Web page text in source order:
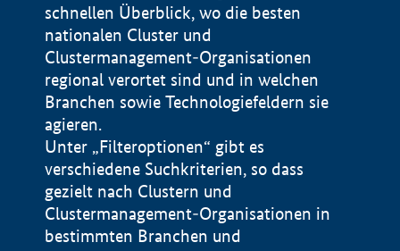
schnellen Überblick, wo die besten
nationalen Cluster und
Clustermanagement-Organisationen
regional verortet sind und in welchen
Branchen sowie Technologiefeldern sie
agieren.
Unter „Filteroptionen“ gibt es
verschiedene Suchkriterien, so dass
gezielt nach Clustern und
Clustermanagement-Organisationen in
bestimmten Branchen und
Impressum
Datenschutzerklärung
BMWE, 2026 ©
100 km © Geobasis-DE / BKG 2015